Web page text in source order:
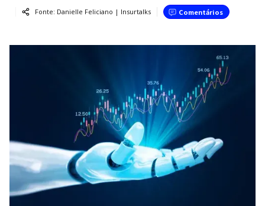
Fonte: Danielle Feliciano | Insurtalks Comentários